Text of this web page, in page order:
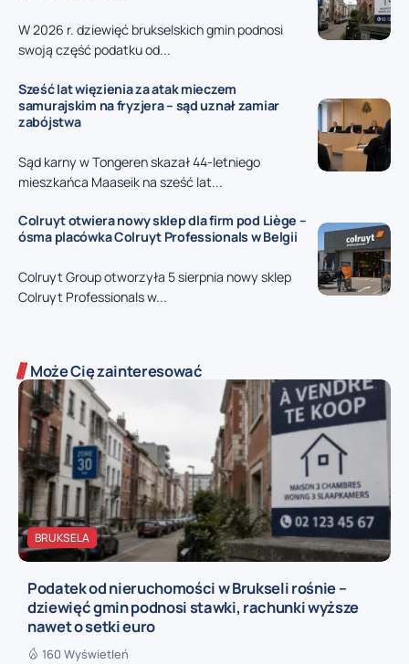
W 2026 r. dziewięć brukselskich gmin podnosi
swoją część podatku od...
Sześć lat więzienia za atak mieczem
samurajskim na fryzjera – sąd uznał zamiar
zabójstwa
Sąd karny w Tongeren skazał 44-letniego
mieszkańca Maaseik na sześć lat...
Colruyt otwiera nowy sklep dla firm pod Liège –
ósma placówka Colruyt Professionals w Belgii
Colruyt Group otworzyła 5 sierpnia nowy sklep
Colruyt Professionals w...
Może Cię zainteresować
BRUKSELA
Podatek od nieruchomości w Brukseli rośnie –
dziewięć gmin podnosi stawki, rachunki wyższe
nawet o setki euro
160 Wyświetleń